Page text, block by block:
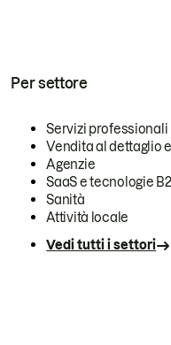
Per settore
Servizi professionali
Vendita al dettaglio
Agenzie
SaaS e tecnologie
Sanità
Attività locale
Vedi tutti i settori